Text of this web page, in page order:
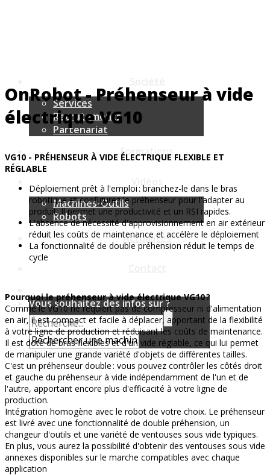
Services
Recrutements
Partenariat
Formations
Machines-Outils
Robots
Actualités
Vous souhaitez des infos sur ?
OnRobot - Préhenseur à vide
électrique VG10
VG10 - PRÉHENSEUR À VIDE ÉLECTRIQUE FLEXIBLE ET
RÉGLABLE
Déploiement prêt à l'emploi : branchez-le dans le bras
robotique et configurez le préhenseur pour l'adapter au
produit. Il permet une productivité et un RSI rapides.
L'absence de nécessité d'approvisionnement en air extérieur
réduit les coûts de maintenance et accélère le déploiement
La fonctionnalité de double préhension réduit le temps de
cycle
Pourquoi le préhenseur à vide électrique VG10 ?
Comme le VG10 ne requiert pas de compresseur ni d'alimentation
en air, il est compact et facile à déplacer, apportant de la flexibilité
à votre ligne de production et réduisant les coûts de maintenance.
Il est doté de bras flexibles et d'un vide réglable, ce qui lui permet
de manipuler une grande variété d'objets de différentes tailles.
C'est un préhenseur double : vous pouvez contrôler les côtés droit
et gauche du préhenseur à vide indépendamment de l'un et de
l'autre, apportant encore plus d'efficacité à votre ligne de
production.
Intégration homogène avec le robot de votre choix. Le préhenseur
est livré avec une fonctionnalité de double préhension, un
changeur d'outils et une variété de ventouses sous vide typiques.
En plus, vous aurez la possibilité d'obtenir des ventouses sous vide
annexes disponibles sur le marche compatibles avec chaque
application